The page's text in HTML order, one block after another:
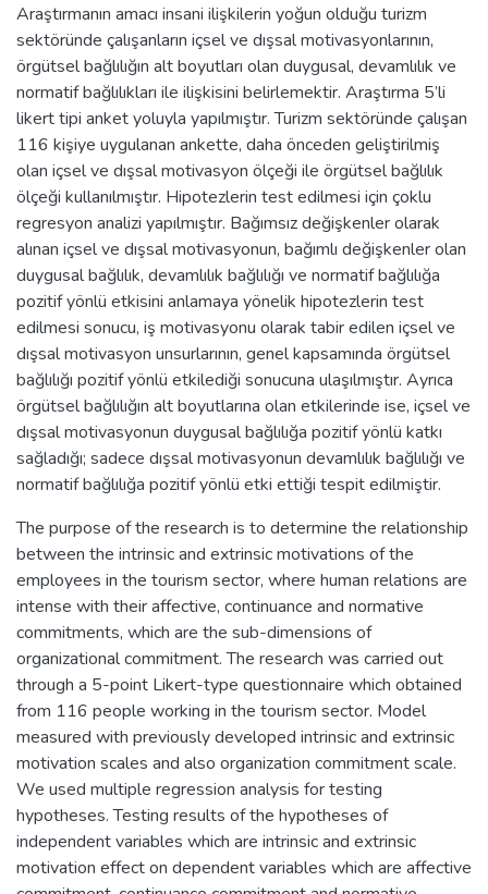
Araştırmanın amacı insani ilişkilerin yoğun olduğu turizm
sektöründe çalışanların içsel ve dışsal motivasyonlarının,
örgütsel bağlılığın alt boyutları olan duygusal, devamlılık ve
normatif bağlılıkları ile ilişkisini belirlemektir. Araştırma 5’li
likert tipi anket yoluyla yapılmıştır. Turizm sektöründe çalışan
116 kişiye uygulanan ankette, daha önceden geliştirilmiş
olan içsel ve dışsal motivasyon ölçeği ile örgütsel bağlılık
ölçeği kullanılmıştır. Hipotezlerin test edilmesi için çoklu
regresyon analizi yapılmıştır. Bağımsız değişkenler olarak
alınan içsel ve dışsal motivasyonun, bağımlı değişkenler olan
duygusal bağlılık, devamlılık bağlılığı ve normatif bağlılığa
pozitif yönlü etkisini anlamaya yönelik hipotezlerin test
edilmesi sonucu, iş motivasyonu olarak tabir edilen içsel ve
dışsal motivasyon unsurlarının, genel kapsamında örgütsel
bağlılığı pozitif yönlü etkilediği sonucuna ulaşılmıştır. Ayrıca
örgütsel bağlılığın alt boyutlarına olan etkilerinde ise, içsel ve
dışsal motivasyonun duygusal bağlılığa pozitif yönlü katkı
sağladığı; sadece dışsal motivasyonun devamlılık bağlılığı ve
normatif bağlılığa pozitif yönlü etki ettiği tespit edilmiştir.
The purpose of the research is to determine the relationship
between the intrinsic and extrinsic motivations of the
employees in the tourism sector, where human relations are
intense with their affective, continuance and normative
commitments, which are the sub-dimensions of
organizational commitment. The research was carried out
through a 5-point Likert-type questionnaire which obtained
from 116 people working in the tourism sector. Model
measured with previously developed intrinsic and extrinsic
motivation scales and also organization commitment scale.
We used multiple regression analysis for testing
hypotheses. Testing results of the hypotheses of
independent variables which are intrinsic and extrinsic
motivation effect on dependent variables which are affective